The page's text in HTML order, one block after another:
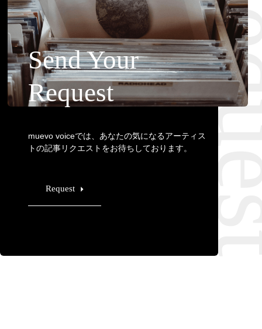
Send Your
Request
muevo voiceでは、あなたの気になるアーティス
トの記事リクエストをお待ちしております。
Request